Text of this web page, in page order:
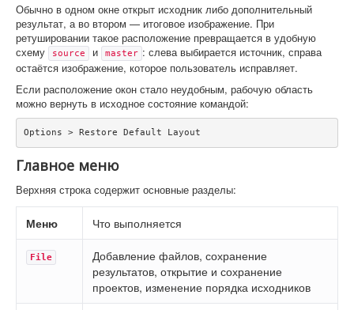
Обычно в одном окне открыт исходник либо дополнительный
результат, а во втором — итоговое изображение. При
ретушировании такое расположение превращается в удобную
схему
source и master : слева выбирается источник, справа
остаётся изображение, которое пользователь исправляет.
Если расположение окон стало неудобным, рабочую область
можно вернуть в исходное состояние командой:
Options > Restore Default Layout
Главное меню
Верхняя строка содержит основные разделы:
Меню Что выполняется
File
Добавление файлов, сохранение
результатов, открытие и сохранение
проектов, изменение порядка исходников